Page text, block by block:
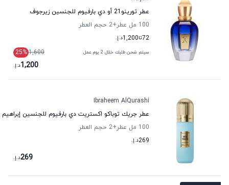
عطر تورينو21 أو دي بارفيوم للجنسين زيرجوف
100 مل عطر
+2
حجم العطر
72تا1,200د.إ.
سيتم شحن طلبك خلال 2 يوم عمل 1,600
25%
1,200د.إ.
Ibraheem AlQurashi
عطر جريك توباكو اكستريت دي بارفيوم للجنسين إبراهيم
100 مل عطر
+2
حجم العطر
269د.إ.
269د.إ.